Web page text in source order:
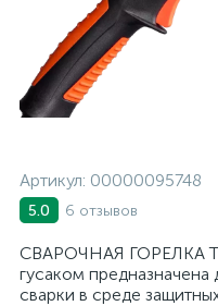
Артикул: 00000095748
5.0 6 отзывов
СВАРОЧНАЯ ГОРЕЛКА
гусаком предназначена
сварки в среде